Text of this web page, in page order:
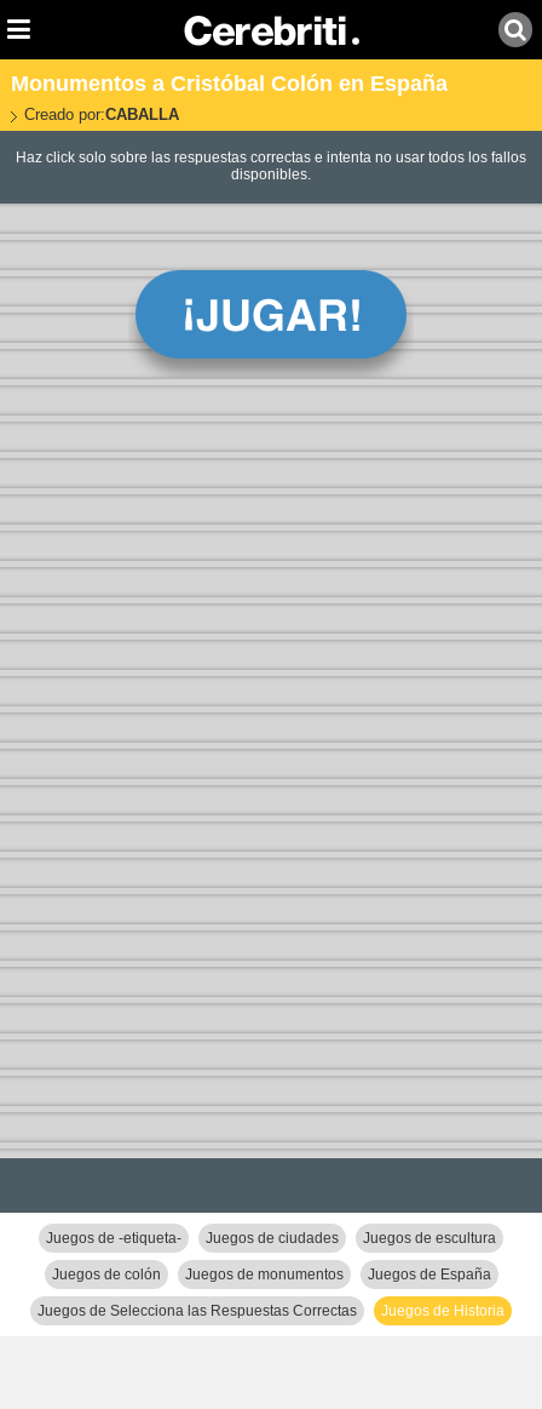
Monumentos a Cristóbal Colón en España
Creado por:CABALLA
Haz click solo sobre las respuestas correctas e intenta no usar todos los fallos
disponibles.
Juegos de -etiqueta- Juegos de ciudades Juegos de escultura
Juegos de colón Juegos de monumentos Juegos de España
Juegos de Selecciona las Respuestas Correctas Juegos de Historia